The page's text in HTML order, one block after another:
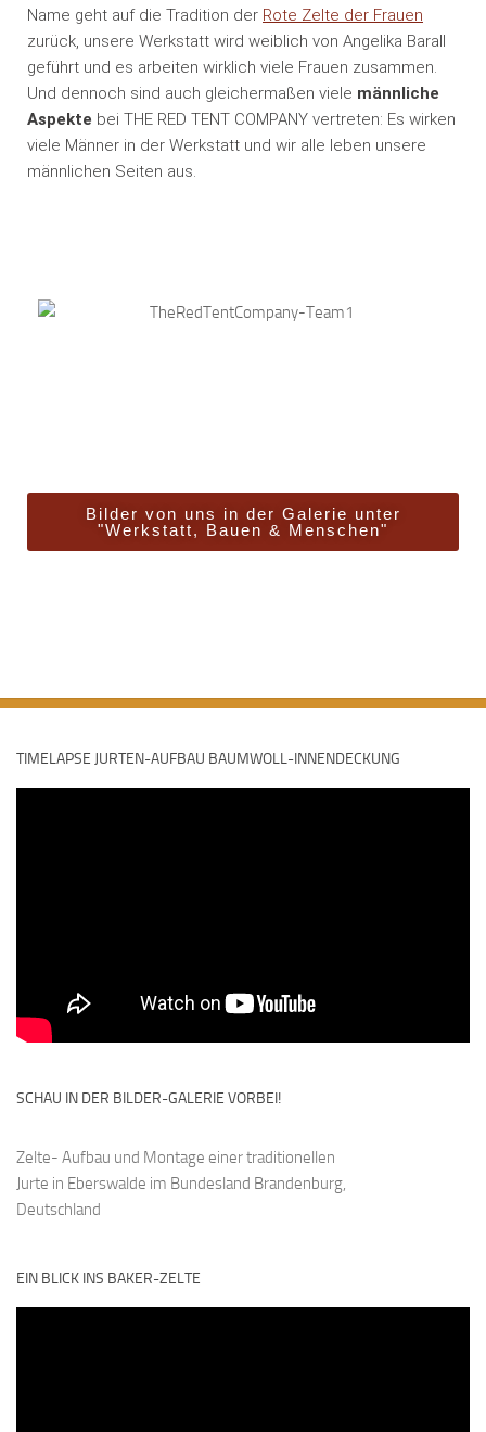
Name geht auf die Tradition der Rote Zelte der Frauen
zurück, unsere Werkstatt wird weiblich von Angelika Barall
geführt und es arbeiten wirklich viele Frauen zusammen.
Und dennoch sind auch gleichermaßen viele männliche
Aspekte bei THE RED TENT COMPANY vertreten: Es wirken
viele Männer in der Werkstatt und wir alle leben unsere
männlichen Seiten aus.
Bilder von uns in der Galerie unter
"Werkstatt, Bauen & Menschen"
TIMELAPSE JURTEN-AUFBAU BAUMWOLL-INNENDECKUNG
SCHAU IN DER BILDER-GALERIE VORBEI!
Zelte- Aufbau und Montage einer traditionellen
Jurte in Eberswalde im Bundesland Brandenburg,
Deutschland
EIN BLICK INS BAKER-ZELTE